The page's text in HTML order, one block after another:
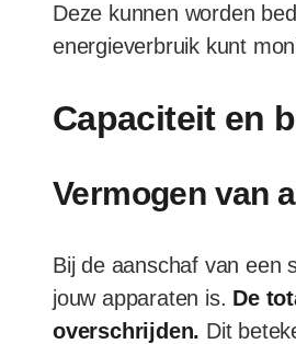
Deze kunnen worden
energieverbruik kunt
Capaciteit en
Vermogen van
Bij de aanschaf van een
jouw apparaten is. De
overschrijden. Dit